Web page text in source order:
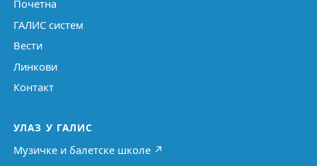
Почетна
ГАЛИС систем
Вести
Линкови
Контакт
УЛАЗ У ГАЛИС
Музичке и балетске школе ↗